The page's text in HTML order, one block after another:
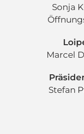
Sonja
Marcel
Stefan